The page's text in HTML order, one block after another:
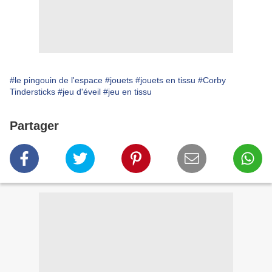
#le pingouin de l'espace #jouets #jouets en tissu #Corby
Tindersticks #jeu d'éveil #jeu en tissu
Partager